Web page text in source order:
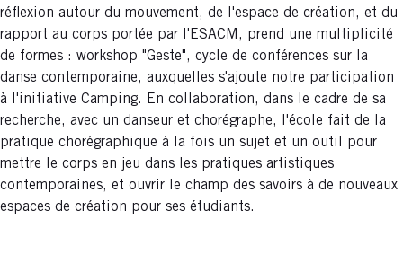
réflexion autour du mouvement, de l'espace de création, et du
rapport au corps portée par l'ESACM, prend une multiplicité
de formes : workshop "Geste", cycle de conférences sur la
danse contemporaine, auxquelles s'ajoute notre participation
à l'initiative Camping. En collaboration, dans le cadre de sa
recherche, avec un danseur et chorégraphe, l'école fait de la
pratique chorégraphique à la fois un sujet et un outil pour
mettre le corps en jeu dans les pratiques artistiques
contemporaines, et ouvrir le champ des savoirs à de nouveaux
espaces de création pour ses étudiants.